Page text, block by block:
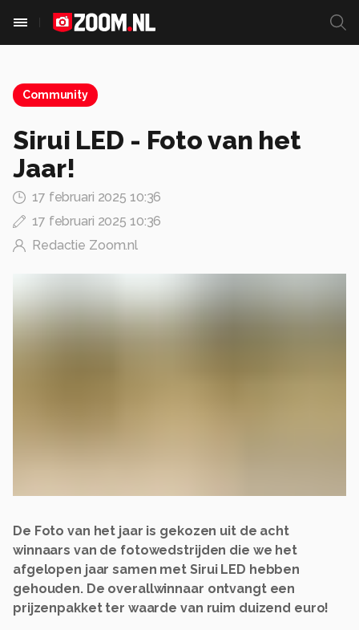
Community
Sirui LED - Foto van het
Jaar!
17 februari 2025 10:36
17 februari 2025 10:36
Redactie Zoom.nl
De Foto van het jaar is gekozen uit de acht
winnaars van de fotowedstrijden die we het
afgelopen jaar samen met Sirui LED hebben
gehouden. De overallwinnaar ontvangt een
prijzenpakket ter waarde van ruim duizend euro!